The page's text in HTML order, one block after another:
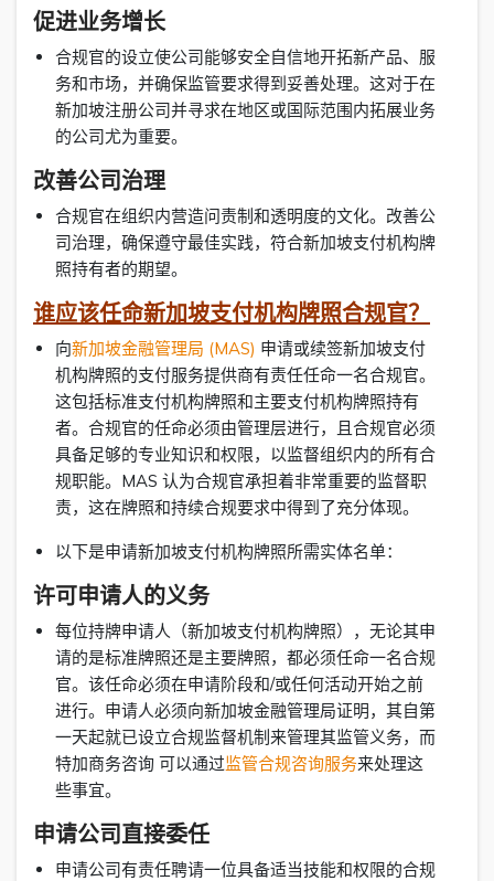
促进业务增长
合规官的设立使公司能够安全自信地开拓新产品、服
务和市场，并确保监管要求得到妥善处理。这对于在
新加坡注册公司并寻求在地区或国际范围内拓展业务
的公司尤为重要。
改善公司治理
合规官在组织内营造问责制和透明度的文化。改善公
司治理，确保遵守最佳实践，符合新加坡支付机构牌
照持有者的期望。
谁应该任命新加坡支付机构牌照合规官？
向新加坡金融管理局 (MAS) 申请或续签新加坡支付
机构牌照的支付服务提供商有责任任命一名合规官。
这包括标准支付机构牌照和主要支付机构牌照持有
者。合规官的任命必须由管理层进行，且合规官必须
具备足够的专业知识和权限，以监督组织内的所有合
规职能。MAS 认为合规官承担着非常重要的监督职
责，这在牌照和持续合规要求中得到了充分体现。
以下是申请新加坡支付机构牌照所需实体名单：
许可申请人的义务
每位持牌申请人（新加坡支付机构牌照），无论其申
请的是标准牌照还是主要牌照，都必须任命一名合规
官。该任命必须在申请阶段和/或任何活动开始之前
进行。申请人必须向新加坡金融管理局证明，其自第
一天起就已设立合规监督机制来管理其监管义务，而
特加商务咨询 可以通过监管合规咨询服务来处理这
些事宜。
申请公司直接委任
申请公司有责任聘请一位具备适当技能和权限的合规